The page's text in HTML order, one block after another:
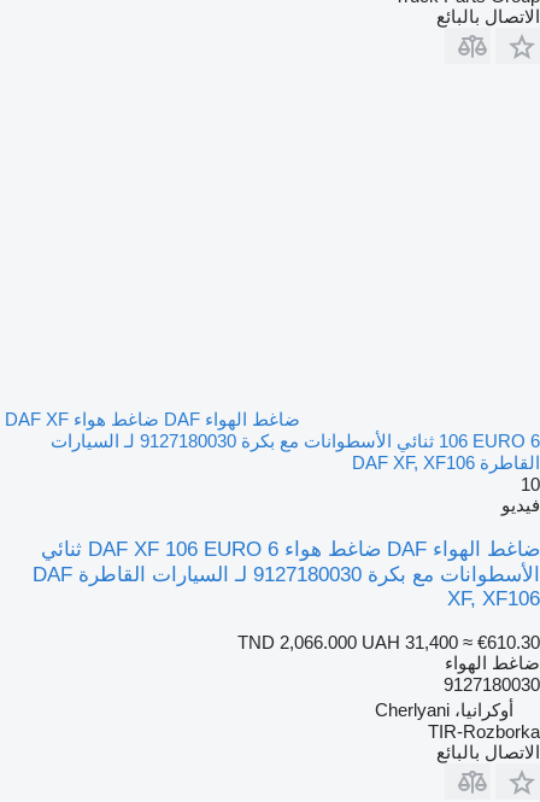
الاتصال بالبائع
ضاغط الهواء DAF ضاغط هواء DAF XF
106 EURO 6 ثنائي الأسطوانات مع بكرة 9127180030 لـ السيارات
القاطرة DAF XF, XF106
10
فيديو
ضاغط الهواء DAF ضاغط هواء DAF XF 106 EURO 6 ثنائي
الأسطوانات مع بكرة 9127180030 لـ السيارات القاطرة DAF
XF, XF106
TND 2,066.000 UAH 31,400 ≈ €610.30
ضاغط الهواء
9127180030
أوكرانيا، Cherlyani
TIR-Rozborka
الاتصال بالبائع